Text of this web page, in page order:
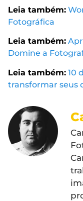
Leia também:
Fotográfica
Leia também:
Domine a
Leia também: 10
transformar seus